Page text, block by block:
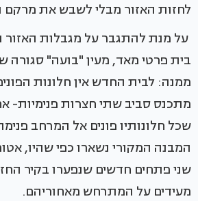
לחזות האזור מבלי לשבש את מרקם
על מנת להתגבר על מגבלות האזור
בית פרטי מאד, מעין "בועה" סגורה
ממנה: לבית החדש אין חלונות
מתכנס סביב שתי חצרות פנימיות-
שכל חלונותיו פונים אל המרחב
המבנה המקורי נשארו כפי שהיו,
שני פתחים חדשים שנפערו בקיר
מעידים על המתרחש מאחוריהם.